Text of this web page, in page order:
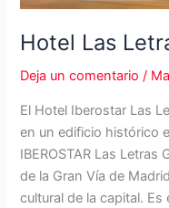
Hotel Las
Deja un comentario /
El Hotel Iberostar Las
en un edificio histórico
IBEROSTAR Las Letras
de la Gran Vía de
cultural de la capital.